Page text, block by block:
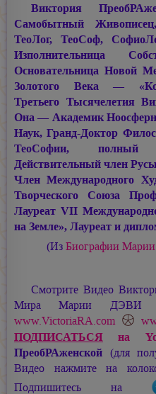
Виктория
Самобытный
ТеоЛог, ТеоСоф,
Изполнительница
Основательница Новой
Золотого Века —
Третьего Тысячелетия
Она — Академик
Наук, Гранд-Доктор
ТеоСофии, полный
Действительный член
Член Международного
Творческого Союза
Лауреат VII
на Земле», Лауреат и
(ИзБиографии
Смотрите Видео
МираМарии ДЭВИ
www.VictoriaRA.com
ПОДПИСАТЬСЯ на
ПреобРАженской (для
Видео нажмите на
Подпишитесь на